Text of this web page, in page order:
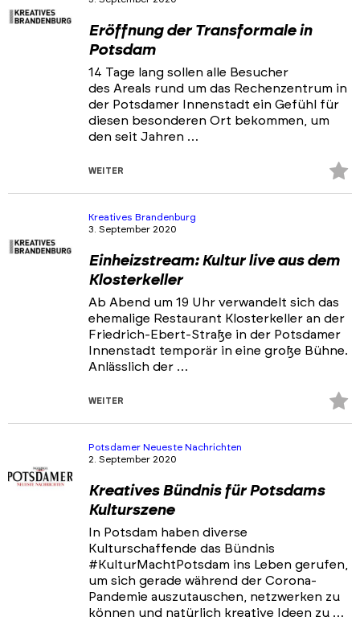
Eröffnung der Transformale in
Potsdam
14 Tage lang sollen alle Besucher
des Areals rund um das Rechenzentrum in
der Potsdamer Innenstadt ein Gefühl für
diesen besonderen Ort bekommen, um
den seit Jahren …
WEITER
Kreatives Brandenburg
3. September 2020
Einheizstream: Kultur live aus dem
Klosterkeller
Ab Abend um 19 Uhr verwandelt sich das
ehemalige Restaurant Klosterkeller an der
Friedrich-Ebert-Straße in der Potsdamer
Innenstadt temporär in eine große Bühne.
Anlässlich der …
WEITER
Potsdamer Neueste Nachrichten
2. September 2020
Kreatives Bündnis für Potsdams
Kulturszene
In Potsdam haben diverse
Kulturschaffende das Bündnis
#KulturMachtPotsdam ins Leben gerufen,
um sich gerade während der Corona-
Pandemie auszutauschen, netzwerken zu
können und natürlich kreative Ideen zu …